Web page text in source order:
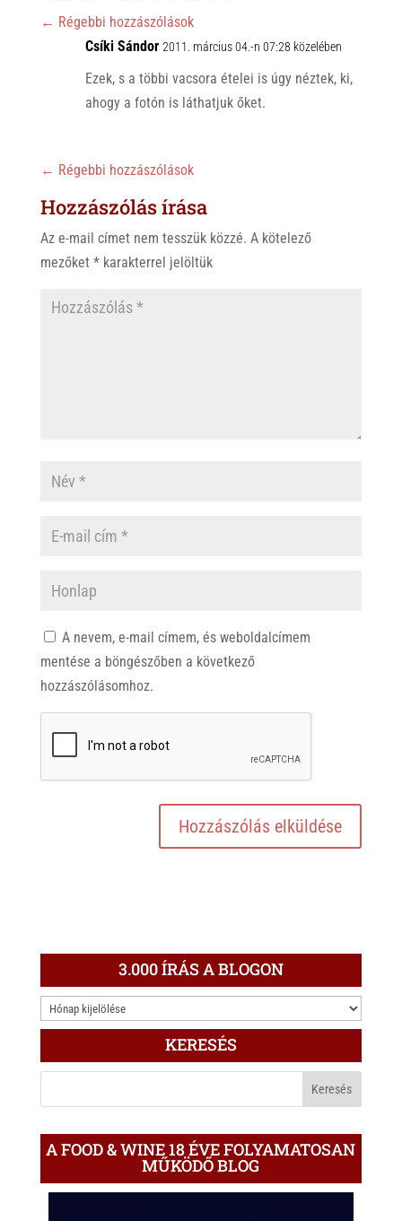
p
o
k
← Régebbi hozzászólások
Csíki Sándor 2011. március 04.-n 07:28 közelében
Ezek, s a többi vacsora ételei is úgy néztek, ki,
ahogy a fotón is láthatjuk őket.
← Régebbi hozzászólások
Hozzászólás írása
Az e-mail címet nem tesszük közzé. A kötelező
mezőket *karakterrel jelöltük
A nevem, e-mail címem, és weboldalcímem
mentése a böngészőben a következő
hozzászólásomhoz.
3.000 ÍRÁS A BLOGON
3.000
ÍRÁS
KERESÉS
A FOOD & WINE 18 ÉVE FOLYAMATOSAN
MŰKÖDŐ BLOG